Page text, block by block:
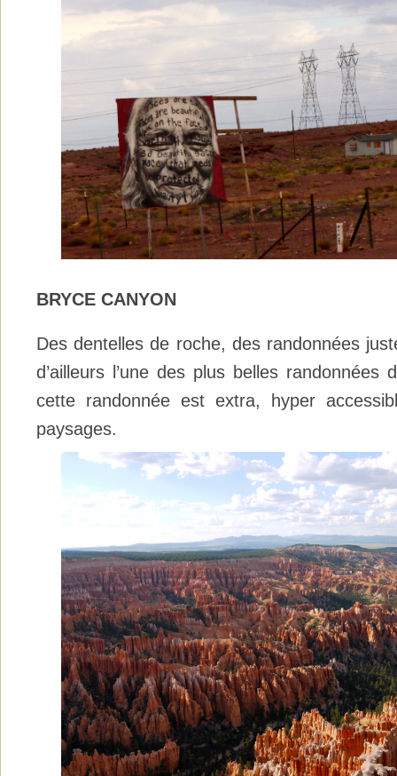
BRYCE CANYON
Des dentelles de roche, des randonnées
d’ailleurs l’une des plus belles randonnées
cette randonnée est extra, hyper
paysages.